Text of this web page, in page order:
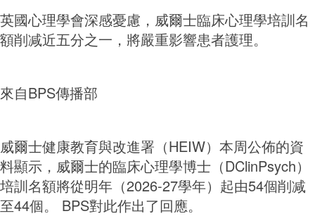
英國心理學會深感憂慮，威爾士臨床心理學培訓名
額削减近五分之一，將嚴重影響患者護理。
來自BPS傳播部
威爾士健康教育與改進署（HEIW）本周公佈的資
料顯示，威爾士的臨床心理學博士（DClinPsych）
培訓名額將從明年（2026-27學年）起由54個削减
至44個。 BPS對此作出了回應。